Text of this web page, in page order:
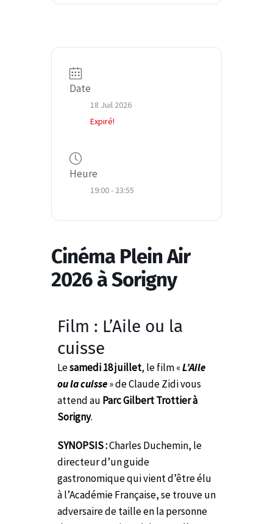
Date
18 Juil 2026
Expiré!
Heure
19:00 - 23:55
Cinéma Plein Air
2026 à Sorigny
Film : L’Aile ou la
cuisse
Lesamedi 18 juillet, le film «L’Aile
ou la cuisse» de Claude Zidi vous
attend au Parc Gilbert Trottier à
Sorigny.
SYNOPSIS :Charles Duchemin, le
directeur d’un guide
gastronomique qui vient d’être élu
à l’Académie Française, se trouve un
adversaire de taille en la personne